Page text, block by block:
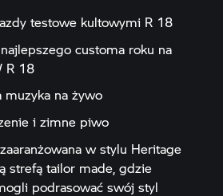
testowe kultowymi R 18
customa roku na
R 18
muzyka na żywo
i zimne piwo
w stylu Heritage
strefą tailor made, gdzie
podrasować swój styl